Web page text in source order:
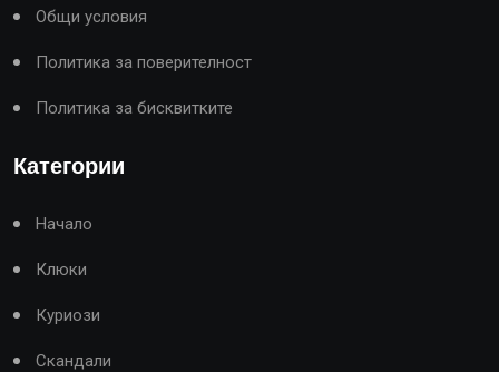
Общи условия
Политика за поверителност
Политика за бисквитките
Категории
Начало
Клюки
Куриози
Скандали